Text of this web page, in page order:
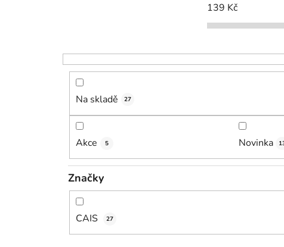
139 Kč
Na skladě 27
Akce 5 Novinka
Značky
CAIS 27